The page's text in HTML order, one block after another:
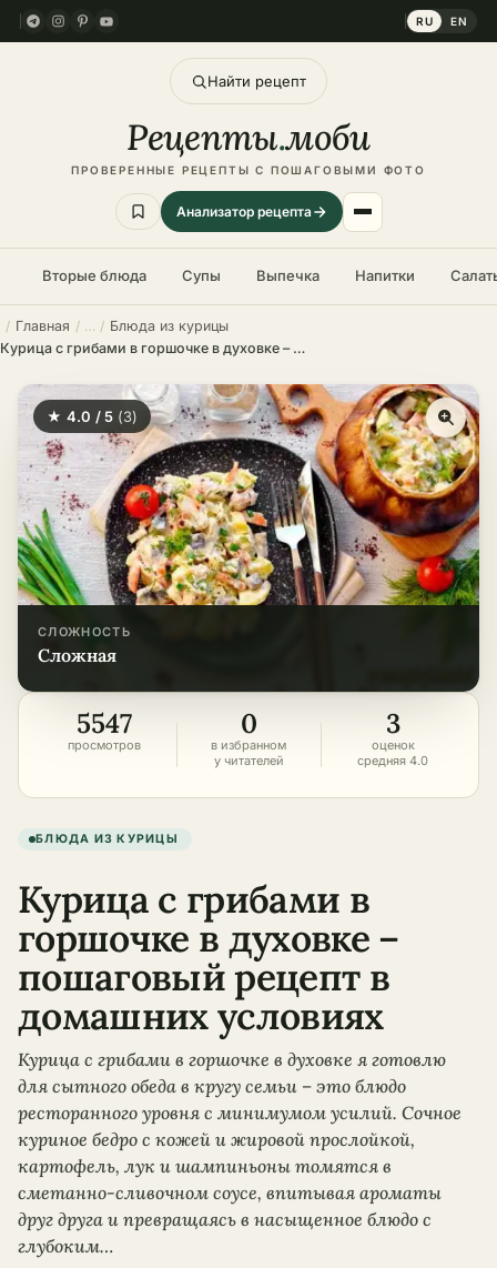
RU EN
Найти рецепт
Рецепты.моби
ПРОВЕРЕННЫЕ РЕЦЕПТЫ С ПОШАГОВЫМИ ФОТО
Анализатор рецепта
Вторые блюда Супы Выпечка Напитки
Главная
Блюда из курицы
Курица с грибами в горшочке в духовке – пошаговый рецепт в домашних условиях
★ 4.0 / 5 (3)
СЛОЖНОСТЬ
сложная
5547
просмотров
0
в избранном
у читателей
3
оценок
средняя 4.0
БЛЮДА ИЗ КУРИЦЫ
Курица с грибами в
горшочке в духовке –
пошаговый рецепт в
домашних условиях
Курица с грибами в горшочке в духовке я готовлю
для сытного обеда в кругу семьи – это блюдо
ресторанного уровня с минимумом усилий. Сочное
куриное бедро с кожей и жировой прослойкой,
картофель, лук и шампиньоны томятся в
сметанно-сливочном соусе, впитывая ароматы
друг друга и превращаясь в насыщенное блюдо с
глубоким…